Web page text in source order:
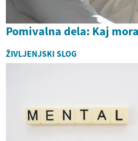
Pomivalna dela: Kaj
ŽIVLJENJSKI SLOG